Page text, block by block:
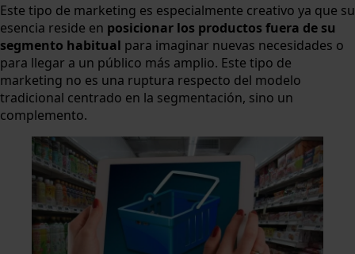
Este tipo de marketing es especialmente creativo ya que su
esencia reside en posicionar los productos fuera de su
segmento habitual para imaginar nuevas necesidades o
para llegar a un público más amplio. Este tipo de
marketing no es una ruptura respecto del modelo
tradicional centrado en la segmentación, sino un
complemento.